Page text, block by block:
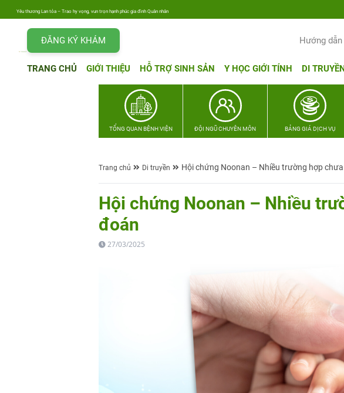
Yêu thương Lan tỏa – Trao hy vọng, vun trọn hạnh phúc gia đình Quân nhân
ĐĂNG KÝ KHÁM Hướng
TRANG CHỦ GIỚI THIỆU HỖ TRỢ SINH SẢN Y HỌC GIỚI TÍNH DI
TỔNG QUAN BỆNH VIỆN ĐỘI NGŨ CHUYÊN MÔN BẢNG GIÁ DỊCH VỤ
Trang chủ Di truyền Hội chứng Noonan – Nhiều trường hợp
Hội chứng Noonan – Nhiều
đoán
27/03/2025